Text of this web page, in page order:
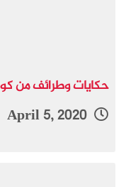
حكايات وطرائف من